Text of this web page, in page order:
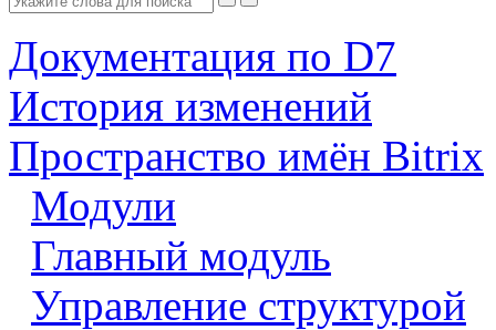
Документация по D7
История изменений
Пространство имён Bitrix
Модули
Главный модуль
Управление структурой